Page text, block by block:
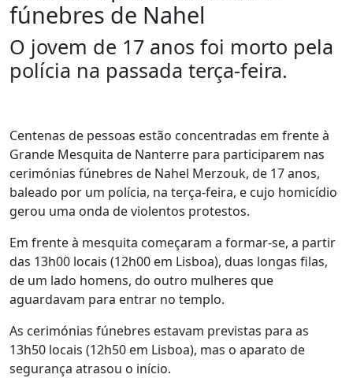
fúnebres de Nahel
O jovem de 17 anos foi morto pela
polícia na passada terça-feira.
Centenas de pessoas estão concentradas em frente à
Grande Mesquita de Nanterre para participarem nas
cerimónias fúnebres de Nahel Merzouk, de 17 anos,
baleado por um polícia, na terça-feira, e cujo homicídio
gerou uma onda de violentos protestos.
Em frente à mesquita começaram a formar-se, a partir
das 13h00 locais (12h00 em Lisboa), duas longas filas,
de um lado homens, do outro mulheres que
aguardavam para entrar no templo.
As cerimónias fúnebres estavam previstas para as
13h50 locais (12h50 em Lisboa), mas o aparato de
segurança atrasou o início.